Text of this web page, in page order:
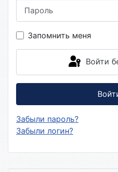
Запомнить меня
Войти
Забыли пароль?
Забыли логин?